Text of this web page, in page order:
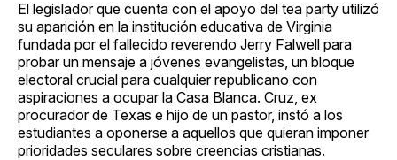
El legislador que cuenta con el apoyo del tea party utilizó
su aparición en la institución educativa de Virginia
fundada por el fallecido reverendo Jerry Falwell para
probar un mensaje a jóvenes evangelistas, un bloque
electoral crucial para cualquier republicano con
aspiraciones a ocupar la Casa Blanca. Cruz, ex
procurador de Texas e hijo de un pastor, instó a los
estudiantes a oponerse a aquellos que quieran imponer
prioridades seculares sobre creencias cristianas.